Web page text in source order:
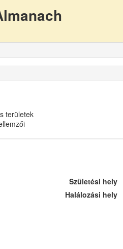
területek
Születési hely
Halálozási hely